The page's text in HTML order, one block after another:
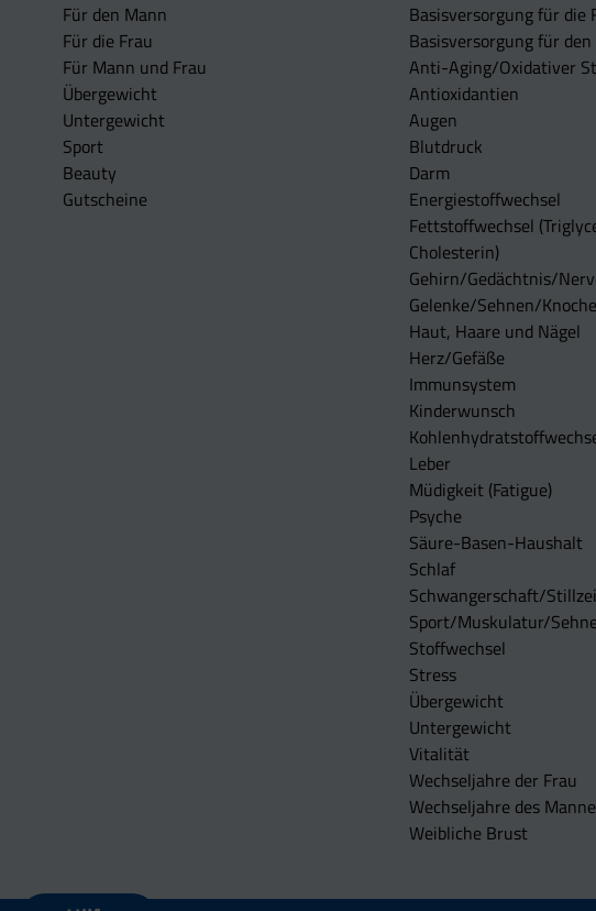
Für den Mann
Für die Frau
Für Mann und Frau
Übergewicht
Untergewicht
Sport
Beauty
Gutscheine
Basisversorgung für die
Basisversorgung für
Anti-Aging/Oxidativer
Antioxidantien
Augen
Blutdruck
Darm
Energiestoffwechsel
Fettstoffwechsel
Cholesterin)
Gehirn/Gedächtnis/
Gelenke/Sehnen/
Haut, Haare und Nägel
Herz/Gefäße
Immunsystem
Kinderwunsch
Leber
Müdigkeit (Fatigue)
Psyche
Säure-Basen-Haushalt
Schlaf
Schwangerschaft/
Sport/Muskulatur/
Stoffwechsel
Stress
Übergewicht
Untergewicht
Vitalität
Wechseljahre der Frau
Wechseljahre des
Weibliche Brust